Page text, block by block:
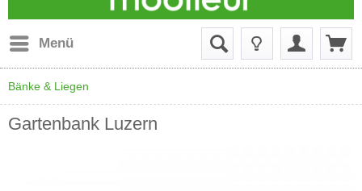
Menü
Bänke & Liegen
Gartenbank Luzern